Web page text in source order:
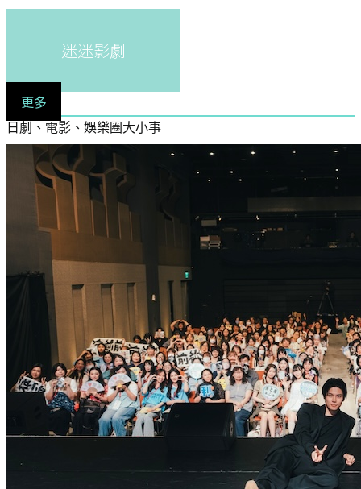
迷迷影劇
更多
日劇、電影、娛樂圈大小事